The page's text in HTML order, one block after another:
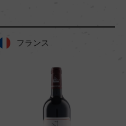
フランス